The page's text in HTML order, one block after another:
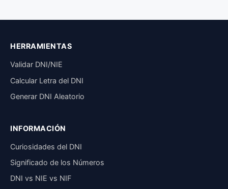
HERRAMIENTAS
Validar DNI/NIE
Calcular Letra del DNI
Generar DNI Aleatorio
INFORMACIÓN
Curiosidades del DNI
Significado de los Números
DNI vs NIE vs NIF